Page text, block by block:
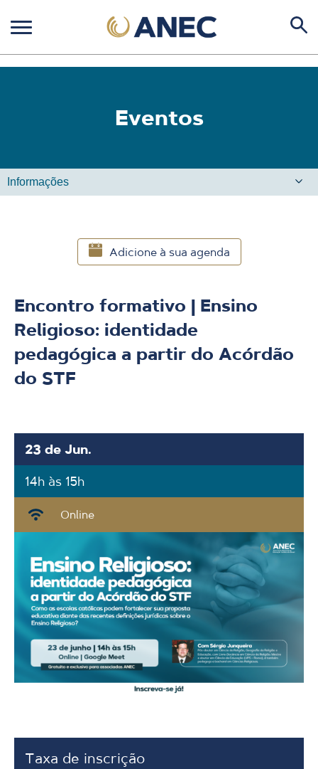
Eventos
Adicione à sua agenda
Encontro formativo | Ensino
Religioso: identidade
pedagógica a partir do Acórdão
do STF
23 de Jun.
14h às 15h
Online
Taxa de inscrição